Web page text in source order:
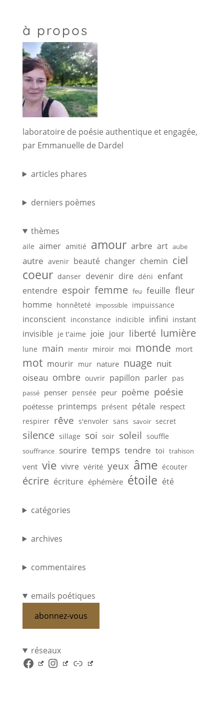
à propos
laboratoire de poésie authentique et engagée,
par Emmanuelle de Dardel
articles phares
derniers poèmes
thèmes
aile aimer amitié amour arbre art aube
autre avenir beauté changer chemin ciel
coeur danser devenir dire déni enfant
entendre espoir femme feu feuille fleur
homme honnêteté impossible impuissance
inconscient inconstance indicible infini instant
invisible je t'aime joie jour liberté lumière
lune main mentir miroir moi monde mort
mot mourir mur nature nuage nuit
oiseau ombre ouvrir papillon parler pas
passé penser pensée peur poème poésie
poétesse printemps présent pétale respect
respirer rêve s'envoler sans savoir secret
silence sillage soi soir soleil souffle
souffrance sourire temps tendre toi trahison
vent vie vivre vérité yeux âme écouter
écrire écriture éphémère étoile été
catégories
archives
commentaires
emails poétiques
abonnez-vous
réseaux
Facebook
Instagram
Lien